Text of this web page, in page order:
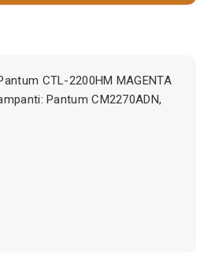
CTL-2200HM MAGENTA
Pantum CM2270ADN,